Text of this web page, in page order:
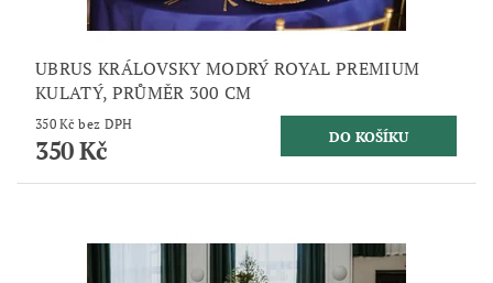
UBRUS KRÁLOVSKY MODRÝ ROYAL PREMIUM
KULATÝ, PRŮMĚR 300 CM
350 Kč bez DPH
350 Kč